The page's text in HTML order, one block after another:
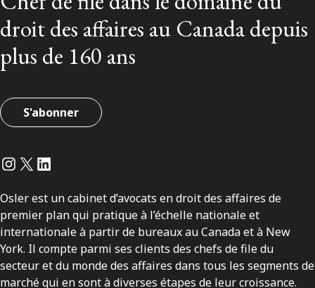
droit des affaires au Canada depuis
plus de 160 ans
S'abonner
Instagram
Twitter
LinkedIn
Osler est un cabinet d’avocats en droit des affaires de
premier plan qui pratique à l’échelle nationale et
internationale à partir de bureaux au Canada et à New
York. Il compte parmi ses clients des chefs de file du
secteur et du monde des affaires dans tous les segments de
marché qui en sont à diverses étapes de leur croissance.